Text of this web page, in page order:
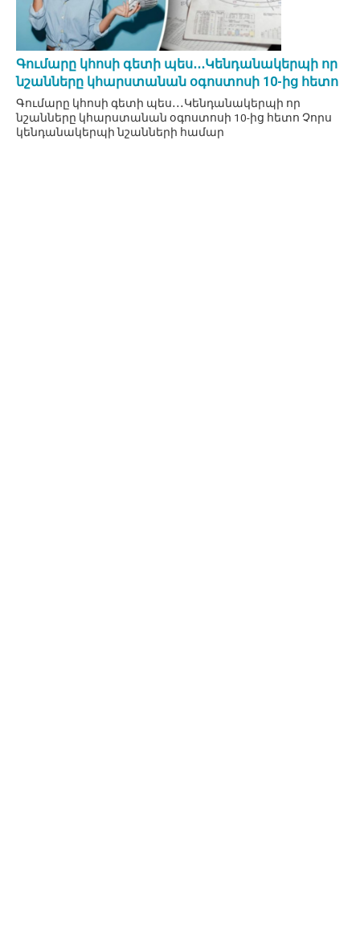
Գումարը կհոսի գետի պես․․․Կենդանակերպի որ
նշանները կհարստանան օգոստոսի 10-ից հետո
Գումարը կհոսի գետի պես․․․Կենդանակերպի որ
նշանները կհարստանան օգոստոսի 10-ից հետո Չորս
կենդանակերպի նշանների համար